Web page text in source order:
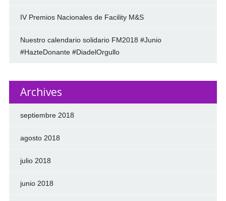
IV Premios Nacionales de Facility M&S
Nuestro calendario solidario FM2018 #Junio
#HazteDonante #DiadelOrgullo
Archives
septiembre 2018
agosto 2018
julio 2018
junio 2018